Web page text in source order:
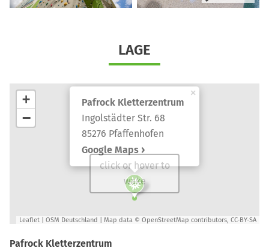
LAGE
Pafrock Kletterzentrum
Ingolstädter Str. 68
85276 Pfaffenhofen
Google Maps
×
+
−
Leaflet OSM Deutschland | Map data © OpenStreetMap contributors, CC-BY-SA
click or hover to
wake
Pafrock Kletterzentrum